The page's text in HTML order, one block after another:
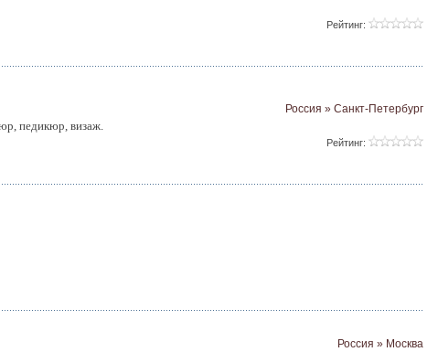
Рейтинг:
Россия » Санкт-Петербург
педикюр, визаж.
Рейтинг:
Россия » Москва